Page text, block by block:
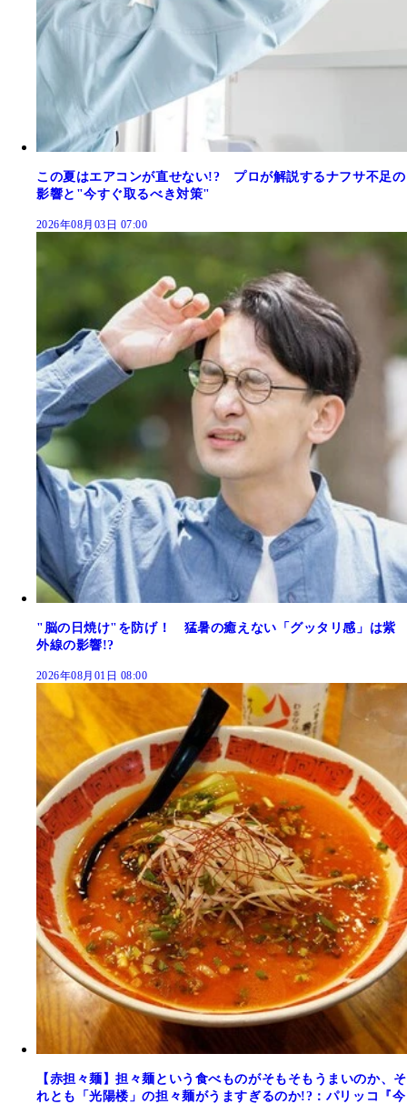
この夏はエアコンが直せない!? プロが解説するナフサ不足の
影響と"今すぐ取るべき対策"
2026年08月03日 07:00
"脳の日焼け"を防げ！ 猛暑の癒えない「グッタリ感」は紫
外線の影響!?
2026年08月01日 08:00
【赤担々麺】担々麺という食べものがそもそもうまいのか、そ
れとも「光陽楼」の担々麺がうますぎるのか!?：パリッコ『今